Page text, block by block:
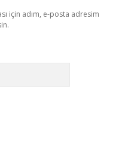
için adım, e-posta adresim